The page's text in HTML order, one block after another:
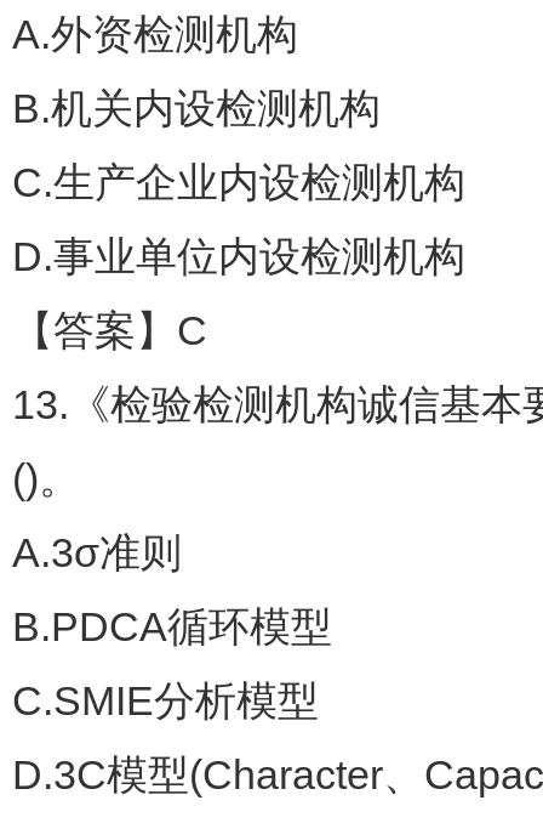
A.外资检测机构
B.机关内设检测机构
C.生产企业内设检测机构
D.事业单位内设检测机构
【答案】C
13.《检验检测机构诚信基
()。
A.3σ准则
B.PDCA循环模型
C.SMIE分析模型
D.3C模型(Character、